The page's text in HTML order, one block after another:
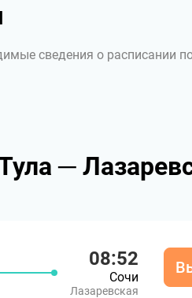
сведения о расписании
─
08:52
Сочи
Лазаревская